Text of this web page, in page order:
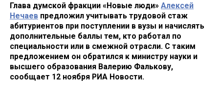
Глава думской фракции «Новые люди» Алексей
Нечаев предложил учитывать трудовой стаж
абитуриентов при поступлении в вузы и начислять
дополнительные баллы тем, кто работал по
специальности или в смежной отрасли. С таким
предложением он обратился к министру науки и
высшего образования Валерию Фалькову,
сообщает 12 ноября РИА Новости.